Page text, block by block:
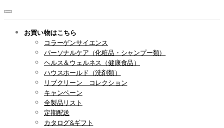
お買い物はこちら
コラーゲンサイエンス
パーソナルケア（化粧品・シャンプー類）
ヘルス＆ウェルネス（健康食品）
ハウスホールド（洗剤類）
リブクリーン コレクション
キャンペーン
全製品リスト
定期配送
カタログ&ギフト